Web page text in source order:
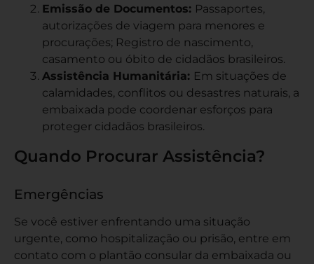
Emissão de Documentos: Passaportes,
autorizações de viagem para menores e
procurações; Registro de nascimento,
casamento ou óbito de cidadãos brasileiros.
Assistência Humanitária: Em situações de
calamidades, conflitos ou desastres naturais, a
embaixada pode coordenar esforços para
proteger cidadãos brasileiros.
Quando Procurar Assistência?
Emergências
Se você estiver enfrentando uma situação
urgente, como hospitalização ou prisão, entre em
contato com o plantão consular da embaixada ou